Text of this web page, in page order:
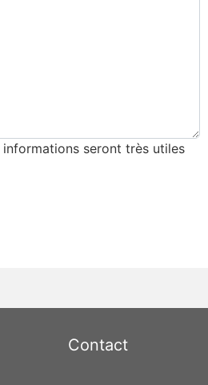
seront très utiles
Contact